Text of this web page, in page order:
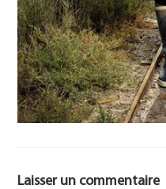
Laisser un commentaire